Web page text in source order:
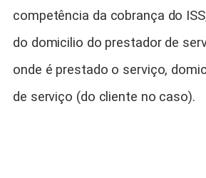
competência da cobrança do
do domicilio do prestador de
onde é prestado o serviço,
de serviço (do cliente no caso).